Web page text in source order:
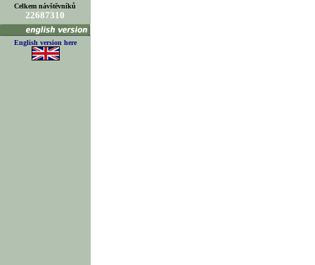
Celkem návštěvníků
22687310
English version here